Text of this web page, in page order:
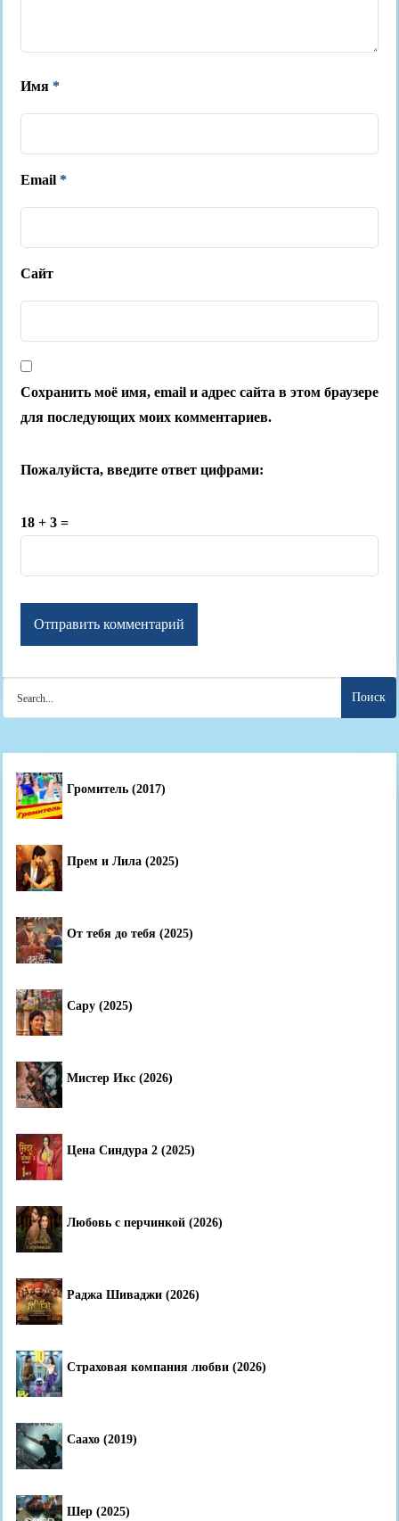
Имя *
Email *
Сайт
Сохранить моё имя, email и адрес сайта в этом браузере
для последующих моих комментариев.
Пожалуйста, введите ответ цифрами:
18 + 3 =
for:
Громитель (2017)
Прем и Лила (2025)
От тебя до тебя (2025)
Сару (2025)
Мистер Икс (2026)
Цена Синдура 2 (2025)
Любовь с перчинкой (2026)
Раджа Шиваджи (2026)
Страховая компания любви (2026)
Саахо (2019)
Шер (2025)